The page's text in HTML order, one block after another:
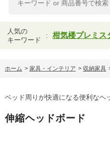
人気の
キーワード
柑気楼プレミス
ホーム > 家具・インテリア > 収納家具
ベッド周りが快適になる便利なヘ
伸縮ヘッドボード